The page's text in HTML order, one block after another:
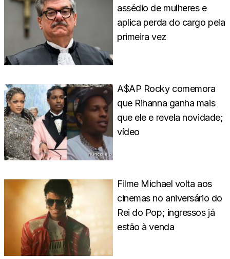
assédio de mulheres e
aplica perda do cargo pela
primeira vez
A$AP Rocky comemora
que Rihanna ganha mais
que ele e revela novidade;
vídeo
Filme Michael volta aos
cinemas no aniversário do
Rei do Pop; ingressos já
estão à venda